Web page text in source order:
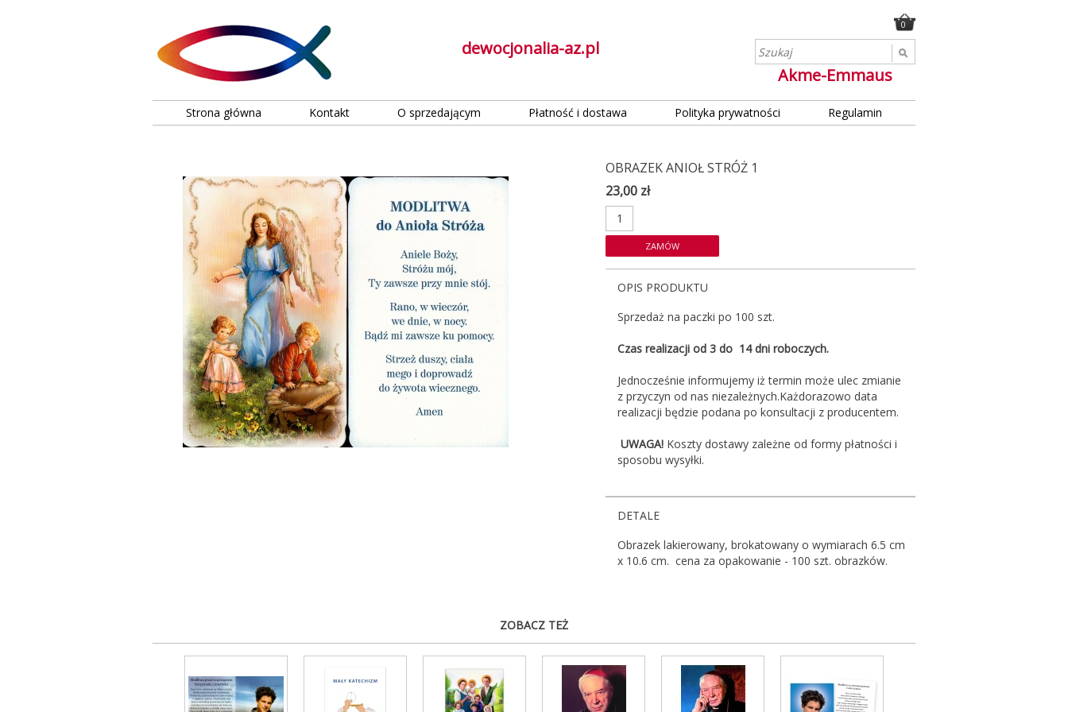
dewocjonalia-az.pl
0
Akme-Emmaus
Strona główna Kontakt O sprzedającym Płatność i dostawa Polityka prywatności Regulamin
OBRAZEK ANIOŁ STRÓŻ 1
23,00 zł
OPIS PRODUKTU
Sprzedaż na paczki po 100 szt.
Czas realizacji od 3 do 14 dni roboczych.
Jednocześnie informujemy iż termin może ulec zmianie
z przyczyn od nas niezależnych.Każdorazowo data
realizacji będzie podana po konsultacji z producentem.
UWAGA! Koszty dostawy zależne od formy płatności i
sposobu wysyłki.
DETALE
Obrazek lakierowany, brokatowany o wymiarach 6.5 cm
x 10.6 cm. cena za opakowanie - 100 szt. obrazków.
ZOBACZ TEŻ